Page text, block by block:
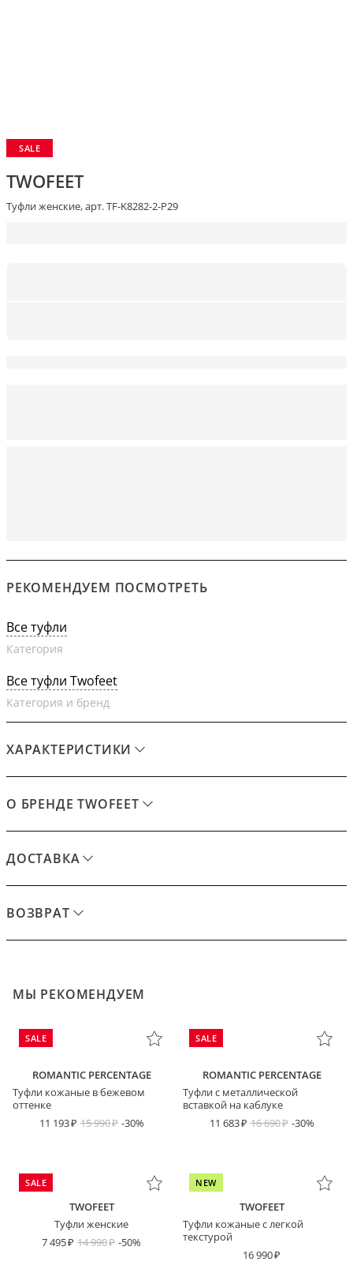
SALE
TWOFEET
Туфли женские, арт. TF-K8282-2-P29
РЕКОМЕНДУЕМ ПОСМОТРЕТЬ
Все туфли
Категория
Все туфли Twofeet
Категория и бренд
ХАРАКТЕРИСТИКИ
О БРЕНДЕ TWOFEET
ДОСТАВКА
ВОЗВРАТ
МЫ РЕКОМЕНДУЕМ
SALE
ROMANTIC PERCENTAGE
Туфли кожаные в бежевом
оттенке
11 193
15 990 -30%
SALE
ROMANTIC PERCENTAGE
Туфли с металлической
вставкой на каблуке
11 683
16 690 -30%
SALE
TWOFEET
Туфли женские
7 495
14 990 -50%
NEW
TWOFEET
Туфли кожаные с легкой
текстурой
16 990